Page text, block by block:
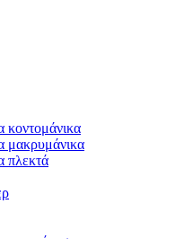
κοντομάνικα
μακρυμάνικα
πλεκτά